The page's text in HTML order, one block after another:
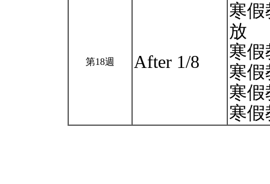
第18週 After 1/8
寒假
放
寒假
寒假
寒假
寒